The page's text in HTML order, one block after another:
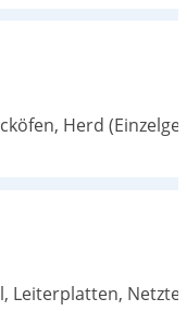
Herd
Leiterplatten,